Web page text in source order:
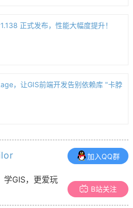
正式发布，性能大幅度提升！
，让GIS前端开发告别依赖库 "卡脖
学GIS，更爱玩
加入QQ群
B站关注